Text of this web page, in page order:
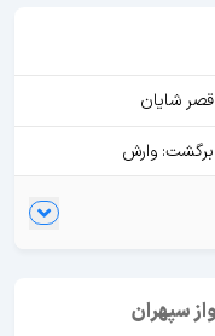
قصر شایان
برگشت: وارش